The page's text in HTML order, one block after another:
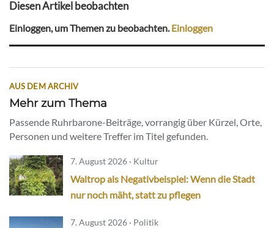
Diesen Artikel beobachten
Einloggen, um Themen zu beobachten.Einloggen
AUS DEM ARCHIV
Mehr zum Thema
Passende Ruhrbarone-Beiträge, vorrangig über Kürzel, Orte,
Personen und weitere Treffer im Titel gefunden.
7. August 2026 · Kultur
Waltrop als Negativbeispiel: Wenn die Stadt
nur noch mäht, statt zu pflegen
7. August 2026 · Politik